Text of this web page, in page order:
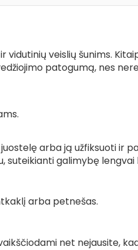
vidutinių veislių šunims.
patogumą, nes
arba ją užfiksuoti ir
galimybę
arba petnešas.
net nejausite,